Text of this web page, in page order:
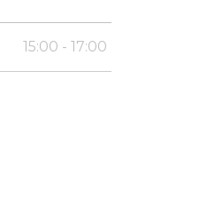
15:00 - 17:00